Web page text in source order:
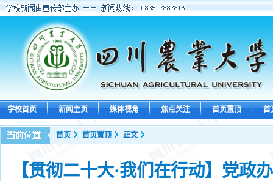
学校首页 新闻主页 媒体视角 焦点关注 首页置顶 首
首页 首页置顶 正文
【贯彻二十大·我们在行动】党政